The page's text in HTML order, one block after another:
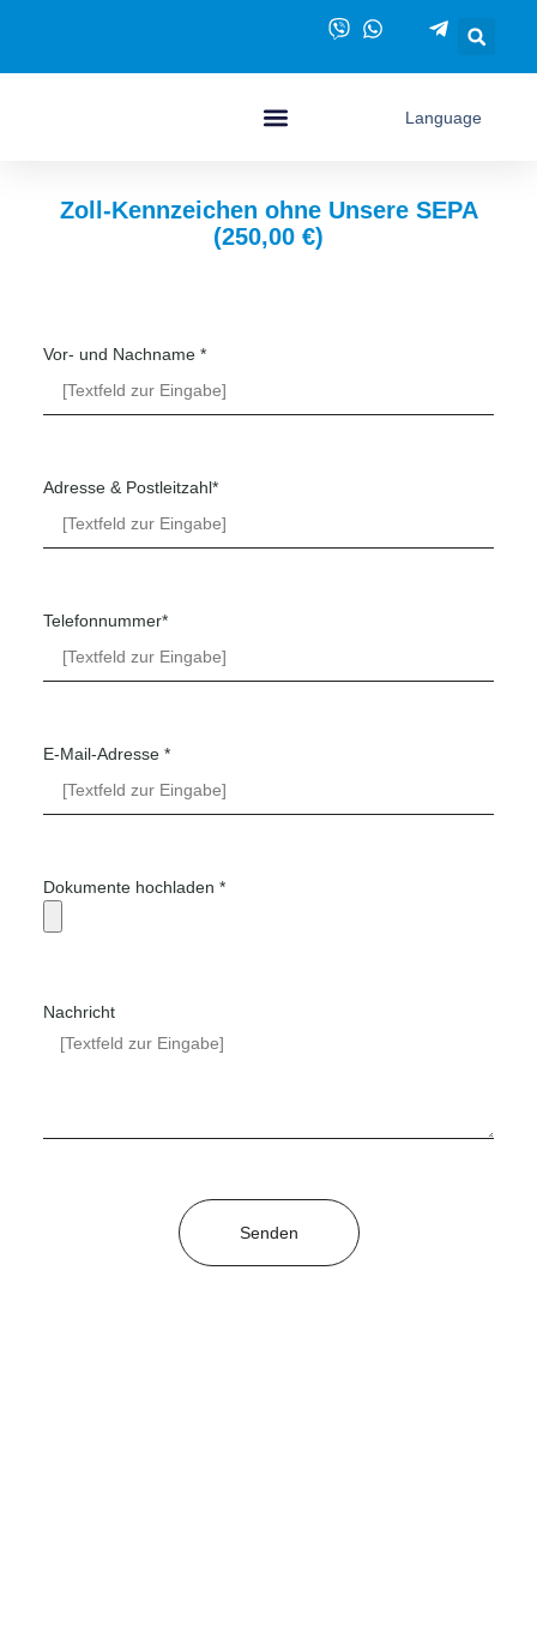
Language
Zoll-Kennzeichen ohne Unsere SEPA
(250,00 €)
Vor- und Nachname *
Adresse & Postleitzahl*
Telefonnummer*
E-Mail-Adresse *
Dokumente hochladen *
Nachricht
Senden